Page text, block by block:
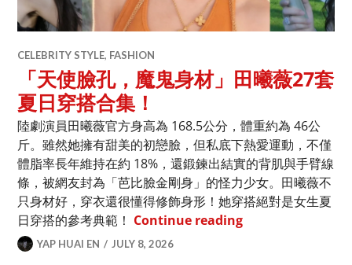
CELEBRITY STYLE, FASHION
「天使臉孔，魔鬼身材」田曦薇27套
夏日穿搭合集！
陸劇演員田曦薇官方身高為 168.5公分，體重約為 46公
斤。雖然她擁有甜美的初戀臉，但私底下熱愛運動，不僅
體脂率長年維持在約 18%，還鍛鍊出結實的背肌與手臂線
條，被網友封為「芭比臉金剛身」的怪力少女。田曦薇不
只身材好，穿衣還很懂得修飾身形！她穿搭絕對是女生夏
日穿搭的參考典範！ Continue reading「天使臉孔，魔鬼
YAP HUAI EN JULY 8, 2026